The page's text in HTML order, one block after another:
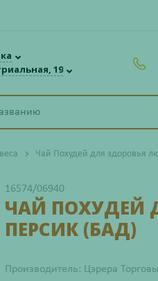
19
Чай Похудей для здоровья
16574/06940
ЧАЙ ПОХУДЕЙ
ПЕРСИК (БАД)
Производитель: Цэрера